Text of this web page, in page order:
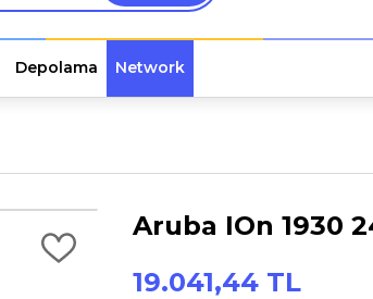
Depolama Network
Aruba IOn 1930
19.041,44 TL